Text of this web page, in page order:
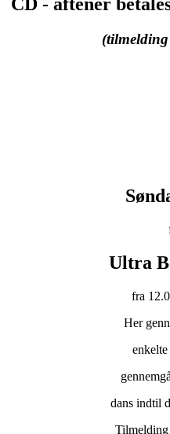
CD - aftener
Ultra
fra
Her
dans indtil